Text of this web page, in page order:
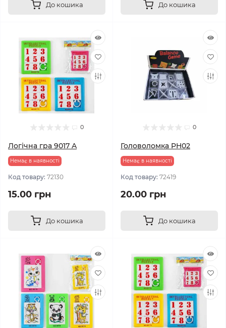
До кошика До кошика
0
Логічна гра 9017 A
Немає в наявності
Код товару: 72130
15.00 грн
До кошика
0
Головоломка PH02
Немає в наявності
Код товару: 72419
20.00 грн
До кошика